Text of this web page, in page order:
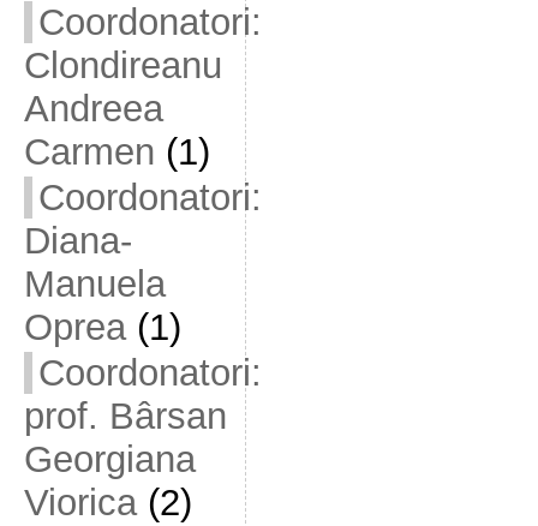
Coordonatori:
Clondireanu
Andreea
Carmen (1)
Coordonatori:
Diana-
Manuela
Oprea(1)
Coordonatori:
prof. Bârsan
Georgiana
Viorica(2)